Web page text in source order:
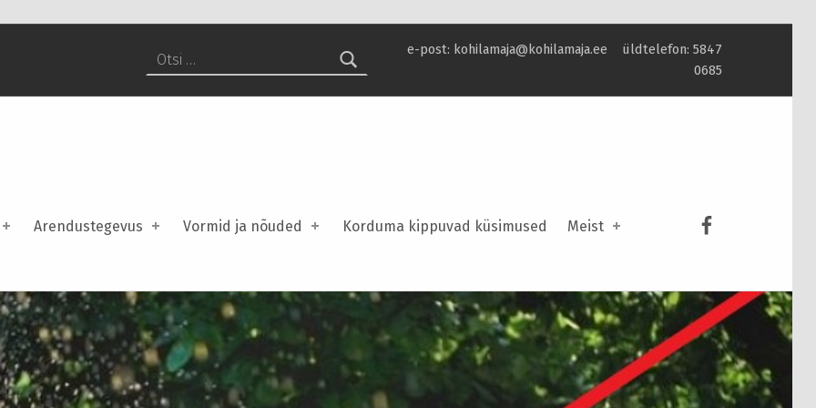
Arendustegevus Vormid ja nõuded Korduma kippuvad küsimused Meist
e-post: kohilamaja@kohilamaja.ee üldtelefon: 5847
0685